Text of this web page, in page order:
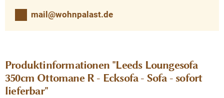
mail@wohnpalast.de
Produktinformationen "Leeds Loungesofa
350cm Ottomane R - Ecksofa - Sofa - sofort
lieferbar"